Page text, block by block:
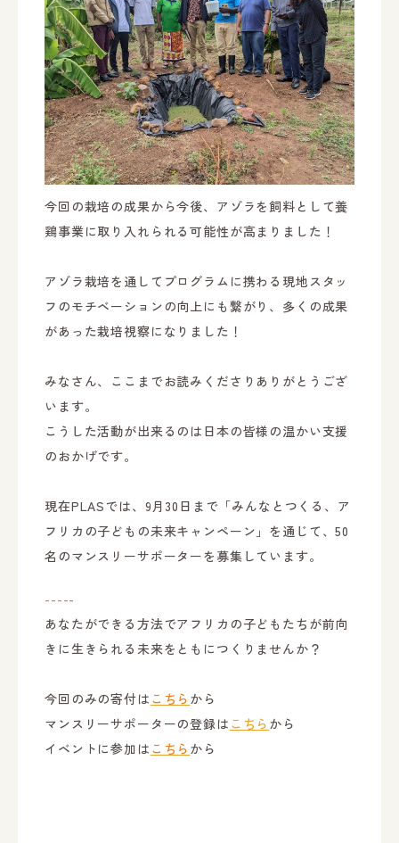
今回の栽培の成果から今後、アゾラを飼料として養
鶏事業に取り入れられる可能性が高まりました！
アゾラ栽培を通してプログラムに携わる現地スタッ
フのモチベーションの向上にも繋がり、多くの成果
があった栽培視察になりました！
みなさん、ここまでお読みくださりありがとうござ
います。
こうした活動が出来るのは日本の皆様の温かい支援
のおかげです。
現在PLASでは、9月30日まで「みんなとつくる、ア
フリカの子どもの未来キャンペーン」を通じて、50
名のマンスリーサポーターを募集しています。
-----
あなたができる方法でアフリカの子どもたちが前向
きに生きられる未来をともにつくりませんか？
今回のみの寄付は こちら から
マンスリーサポーターの登録は こちら から
イベントに参加は こちら から